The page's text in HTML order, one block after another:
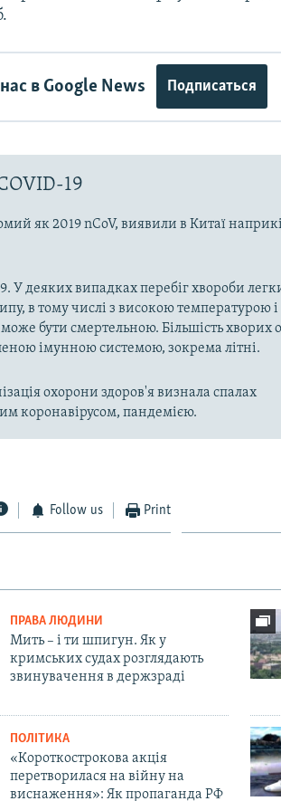
в Google News Подписаться
19
як 2019 nCoV, виявили в Китаї
У деяких випадках перебіг хвороби
в тому числі з високою температурою
бути смертельною. Більшість хворих
імунною системою, зокрема літні.
охорони здоров'я визнала спалах
коронавірусом, пандемією.
Follow us Print
ПРАВА ЛЮДИНИ
Мить – і ти шпигун. Як у
кримських судах розглядають
звинувачення в держзраді
ПОЛІТИКА
«Короткострокова акція
перетворилася на війну на
виснаження»: Як пропаганда РФ